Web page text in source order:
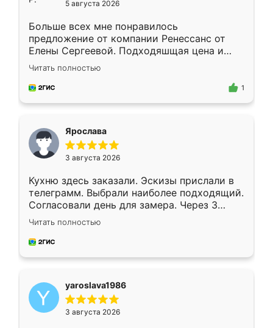
5 августа 2026
Больше всех мне понравилось
предложение от компании Ренессанс от
Елены Сергеевой. Подходяшщая цена и
короткие сроки изготовления. Приехавший
для замера сотрудник Владислав
предложил по моему эскизу самый
Читать полностью
1
Ярослава
3 августа 2026
Кухню здесь заказали. Эскизы прислали в
телеграмм. Выбрали наиболее подходящий.
Согласовали день для замера. Через 3
недели кухня была уже готова. Остались
довольны работой. Спасибо Ренессанс
мебель за качественную работу!
Читать полностью
yaroslava1986
3 августа 2026